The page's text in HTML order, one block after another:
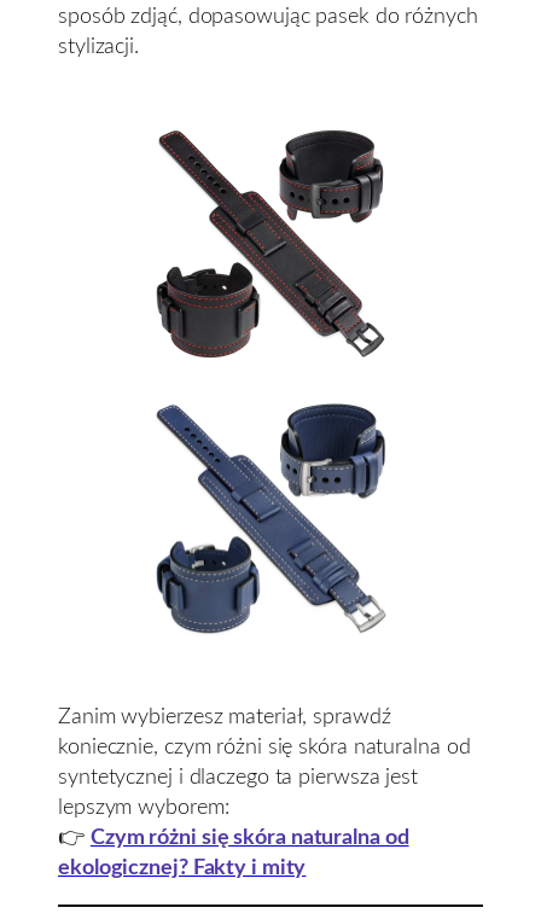
sposób zdjąć, dopasowując pasek do różnych
stylizacji.
Zanim wybierzesz materiał, sprawdź
koniecznie, czym różni się skóra naturalna od
syntetycznej i dlaczego ta pierwsza jest
lepszym wyborem:
👉 Czym różni się skóra naturalna od
ekologicznej? Fakty i mity